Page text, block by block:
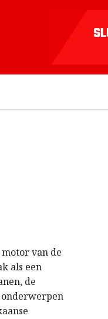
van de
als een
de
onderwerpen